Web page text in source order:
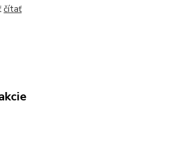
čítať